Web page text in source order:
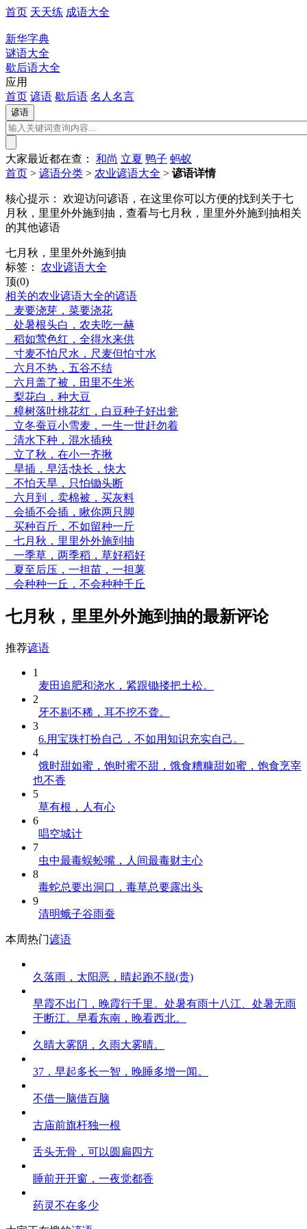
首页 天天练 成语大全
新华字典
谜语大全
歇后语大全
应用
首页 谚语 歇后语 名人名言
大家最近都在查： 和尚 立夏 鸭子 蚂蚁
首页 > 谚语分类 > 农业谚语大全 > 谚语详情
核心提示：
欢迎访问谚语，在这里你可以方便的找到关于七
月秋，里里外外施到抽，查看与七月秋，里里外外施到抽相关
的其他谚语
七月秋，里里外外施到抽
标签：
农业谚语大全
顶(0)
相关的农业谚语大全的谚语
麦要浇芽，菜要浇花
处暑根头白，农夫吃一赫
稻如莺色红，全得水来供
寸麦不怕尺水，尺麦但怕寸水
六月不热，五谷不结
六月盖了被，田里不生米
梨花白，种大豆
樟树落叶桃花红，白豆种子好出瓮
立冬蚕豆小雪麦，一生一世赶勿着
清水下种，混水插秧
立了秋，在小一齐揪
旱插，早活;快长，快大
不怕天旱，只怕锄头断
六月到，卖棉被，买灰料
会插不会插，瞅你两只脚
买种百斤，不如留种一斤
七月秋，里里外外施到抽
一季草，两季稻，草好稻好
夏至后压，一担苗，一担薯
会种种一丘，不会种种千丘
七月秋，里里外外施到抽的最新评论
推荐谚语
1
麦田追肥和浇水，紧跟锄搂把土松。
2
牙不剔不稀，耳不挖不聋。
3
6.用宝珠打扮自己，不如用知识充实自己。
4
饿时甜如蜜，饱时蜜不甜，饿食糟糠甜如蜜，饱食烹宰
也不香
5
草有根，人有心
6
唱空城计
7
虫中最毒蜈蚣嘴，人间最毒财主心
8
毒蛇总要出洞口，毒草总要露出头
9
清明蛾子谷雨蚕
本周热门谚语
久落雨，太阳恶，晴起跑不脱(贵)
早霞不出门，晚霞行千里。处暑有雨十八江、处暑无雨
干断江。早看东南，晚看西北。
久晴大雾阴，久雨大雾晴。
37．早起多长一智，晚睡多增一闻。
不借一脑借百脑
古庙前旗杆独一根
舌头无骨，可以圆扁四方
睡前开开窗，一夜觉都香
药灵不在多少